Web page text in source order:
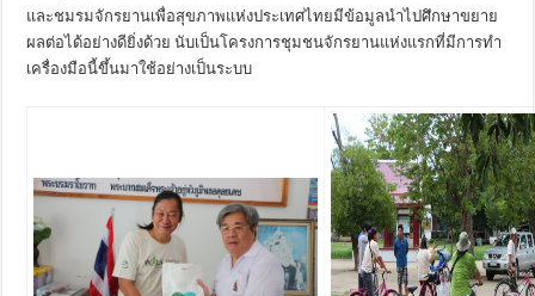
และชมรมจักรยานเพื่อสุขภาพแห่งประเทศไทยมีข้อมูลนำไปศึกษาขยาย
ผลต่อได้อย่างดียิ่งด้วย นับเป็นโครงการชุมชนจักรยานแห่งแรกที่มีการทำ
เครื่องมือนี้ขึ้นมาใช้อย่างเป็นระบบ